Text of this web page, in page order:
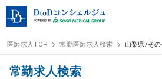
ログイン
医師求人TOP 常勤医師求人検索 山梨県/その
常勤求人検索